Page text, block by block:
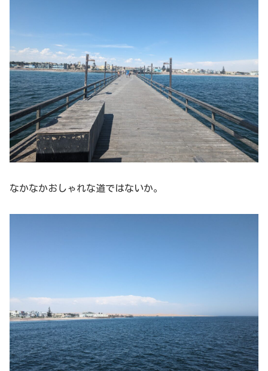
なかなかおしゃれな道ではないか。